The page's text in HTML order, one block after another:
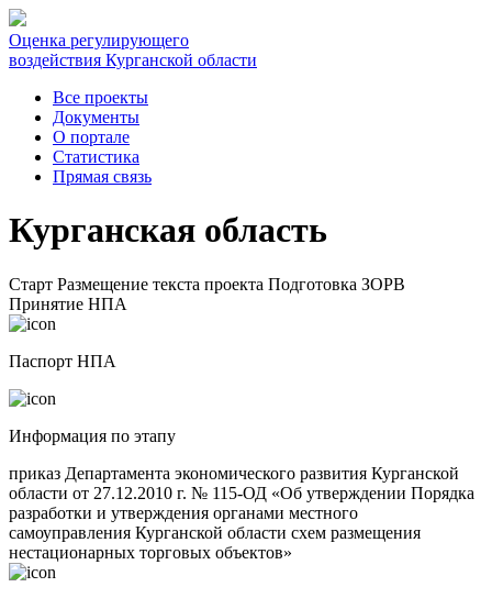
Оценка регулирующего
воздействия Курганской области
Все проекты
Документы
О портале
Статистика
Прямая связь
Курганская область
Старт Размещение текста проекта Подготовка ЗОРВ
Принятие НПА
Паспорт НПА
Информация по этапу
приказ Департамента экономического развития Курганской
области от 27.12.2010 г. № 115-ОД «Об утверждении Порядка
разработки и утверждения органами местного
самоуправления Курганской области схем размещения
нестационарных торговых объектов»